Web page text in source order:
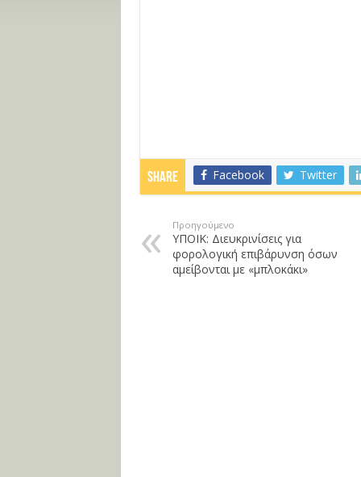
Share Facebook Twitter
Προηγούμενο
ΥΠΟΙΚ: Διευκρινίσεις για
φορολογική επιβάρυνση όσων
αμείβονται με «μπλοκάκι»